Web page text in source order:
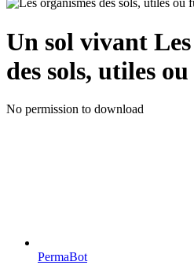
Un sol vivant
des sols, utiles
No permission to download
PermaBot